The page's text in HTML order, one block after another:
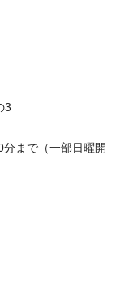
3
まで（一部日曜開